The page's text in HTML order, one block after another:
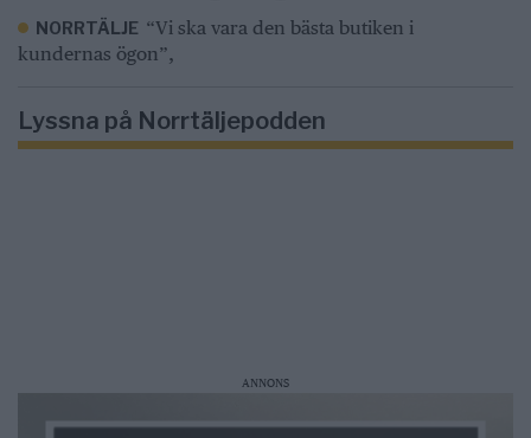
NORRTÄLJE “Vi ska vara den bästa butiken i
kundernas ögon”,
Lyssna på Norrtäljepodden
ANNONS